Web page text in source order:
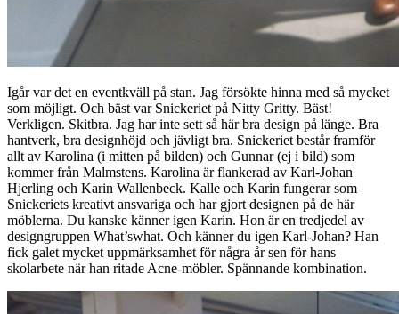
Igår var det en eventkväll på stan. Jag försökte hinna med så mycket
som möjligt. Och bäst var Snickeriet på Nitty Gritty. Bäst!
Verkligen. Skitbra. Jag har inte sett så här bra design på länge. Bra
hantverk, bra designhöjd och jävligt bra. Snickeriet består framför
allt av Karolina (i mitten på bilden) och Gunnar (ej i bild) som
kommer från Malmstens. Karolina är flankerad av Karl-Johan
Hjerling och Karin Wallenbeck. Kalle och Karin fungerar som
Snickeriets kreativt ansvariga och har gjort designen på de här
möblerna. Du kanske känner igen Karin. Hon är en tredjedel av
designgruppen What’swhat. Och känner du igen Karl-Johan? Han
fick galet mycket uppmärksamhet för några år sen för hans
skolarbete när han ritade Acne-möbler. Spännande kombination.